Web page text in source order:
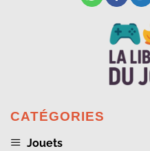
CATÉGORIES
Jouets